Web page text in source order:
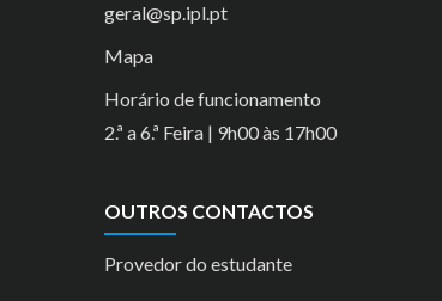
geral@sp.ipl.pt
Mapa
Horário de funcionamento
2.ª a 6.ª Feira | 9h00 às 17h00
OUTROS CONTACTOS
Provedor do estudante